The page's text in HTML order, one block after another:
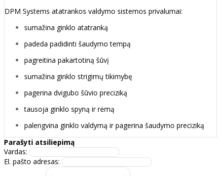
DPM Systems atatrankos valdymo sistemos privalumai:
sumažina ginklo atatranką
padeda padidinti šaudymo tempą
pagreitina pakartotiną šūvį
sumažina ginklo strigimų tikimybę
pagerina dvigubo šūvio preciziką
tausoja ginklo spyną ir rėmą
palengvina ginklo valdymą ir pagerina šaudymo preciziką
Parašyti atsiliepimą
Vardas:
El. pašto adresas: